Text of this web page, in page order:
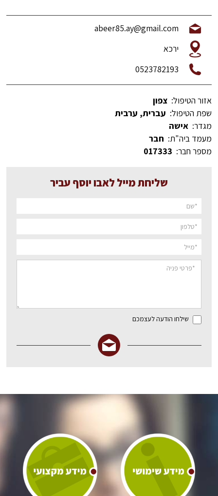
abeer85.ay@gmail.com
ירכא
0523782193
אזור הטיפול: צפון
שפת הטיפול: עברית, ערבית
מגדר: אישה
מעמד ביה"ת: חבר
מספר חבר: 017333
שליחת מייל לאבו יוסף עביר
שילחו הודעה לעצמכם